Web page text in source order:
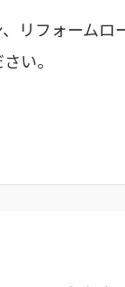
リフォームロ
い。